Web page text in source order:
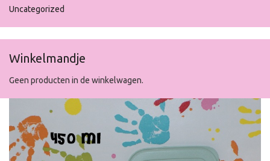
Uncategorized
Winkelmandje
Geen producten in de winkelwagen.